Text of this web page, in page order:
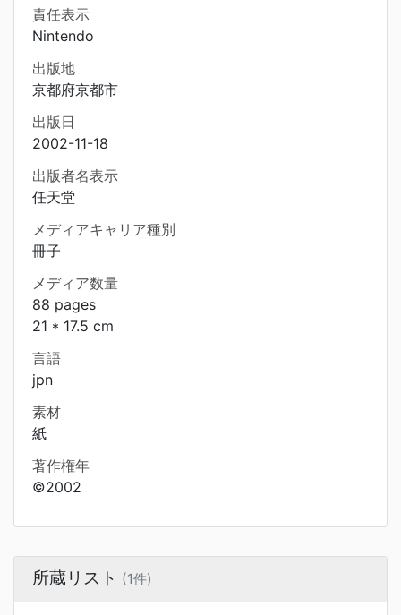
責任表示
Nintendo
出版地
京都府京都市
出版日
2002-11-18
出版者名表示
任天堂
メディアキャリア種別
冊子
メディア数量
88 pages
21 * 17.5 cm
言語
jpn
素材
紙
著作権年
©2002
所蔵リスト (1件)